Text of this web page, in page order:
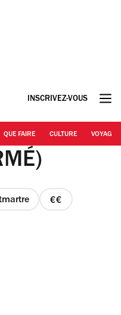
INSCRIVEZ-VOUS
QUE FAIRE CULTURE VOYAGE
prix